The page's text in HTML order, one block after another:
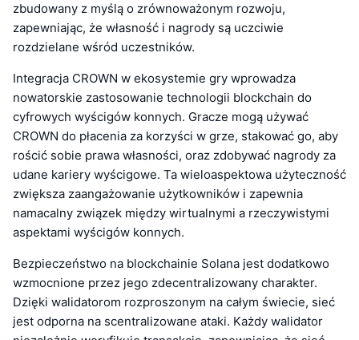
zbudowany z myślą o zrównoważonym rozwoju,
zapewniając, że własność i nagrody są uczciwie
rozdzielane wśród uczestników.
Integracja CROWN w ekosystemie gry wprowadza
nowatorskie zastosowanie technologii blockchain do
cyfrowych wyścigów konnych. Gracze mogą używać
CROWN do płacenia za korzyści w grze, stakować go, aby
rościć sobie prawa własności, oraz zdobywać nagrody za
udane kariery wyścigowe. Ta wieloaspektowa użyteczność
zwiększa zaangażowanie użytkowników i zapewnia
namacalny związek między wirtualnymi a rzeczywistymi
aspektami wyścigów konnych.
Bezpieczeństwo na blockchainie Solana jest dodatkowo
wzmocnione przez jego zdecentralizowany charakter.
Dzięki walidatorom rozproszonym na całym świecie, sieć
jest odporna na scentralizowane ataki. Każdy walidator